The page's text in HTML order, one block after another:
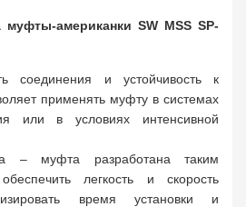
американки SW MSS SP-
соединения и устойчивость к
применять муфту в системах
или в условиях интенсивной
– муфта разработана таким
легкость и скорость
время установки и